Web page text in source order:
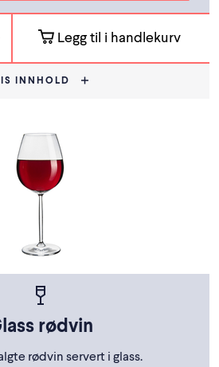
Legg til i handlekurv
INNHOLD
rødvin
rødvin servert i glass.